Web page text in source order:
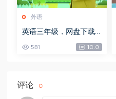
外语
英语三年级，网盘下载
581 10.0
评论 0